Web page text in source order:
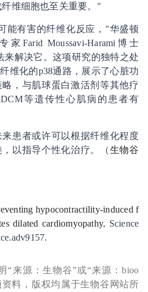
维细胞也至关重要。"
能有害的纤维化反应，"华盛顿
Farid Moussavi-Harami博士
解决它。这项研究的独特之处
维化的p38通路，展示了心脏功
，与肌球蛋白激活剂等其他疗
等遗传性心肌病的患者有
来患者或许可以根据纤维化程度
，以指导个性化治疗。（生物谷
hypocontractility-induced f
dilated cardiomyopathy, Science
“来源：生物谷”或“来源：bioo
料，版权均属于生物谷网站所